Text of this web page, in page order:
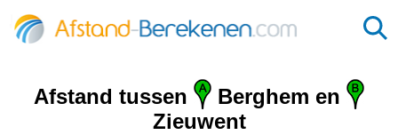
Afstand tussen
Berghem en
Zieuwent